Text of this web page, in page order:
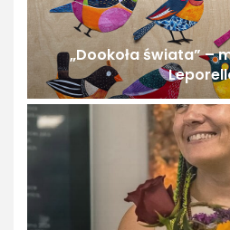
„Dookoła świata” –